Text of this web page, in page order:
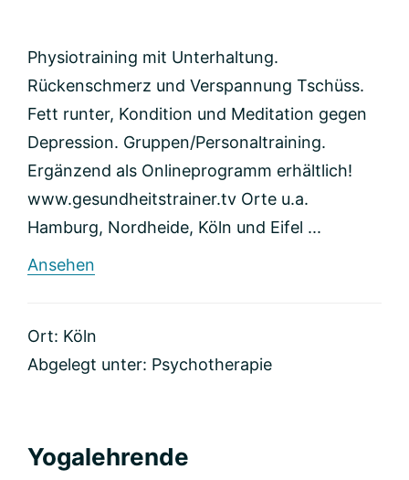
Physiotraining mit Unterhaltung.
Rückenschmerz und Verspannung Tschüss.
Fett runter, Kondition und Meditation gegen
Depression. Gruppen/Personaltraining.
Ergänzend als Onlineprogramm erhältlich!
www.gesundheitstrainer.tv Orte u.a.
Hamburg, Nordheide, Köln und Eifel ...
Ansehen
Ort: Köln
Abgelegt unter: Psychotherapie
Yogalehrende